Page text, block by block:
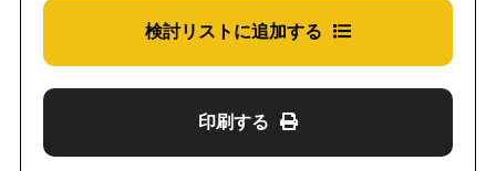
検討リストに追加する
印刷する